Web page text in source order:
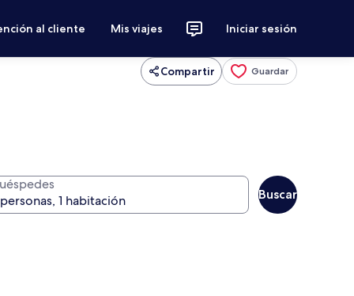
al cliente Mis viajes Iniciar sesión
Compartir Guardar
Buscar